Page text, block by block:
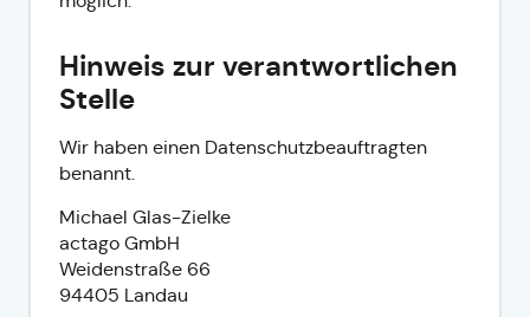
Hinweis zur verantwortlichen
Stelle
Wir haben einen Datenschutzbeauftragten
benannt.
Michael Glas-Zielke
actago GmbH
Weidenstraße 66
94405 Landau